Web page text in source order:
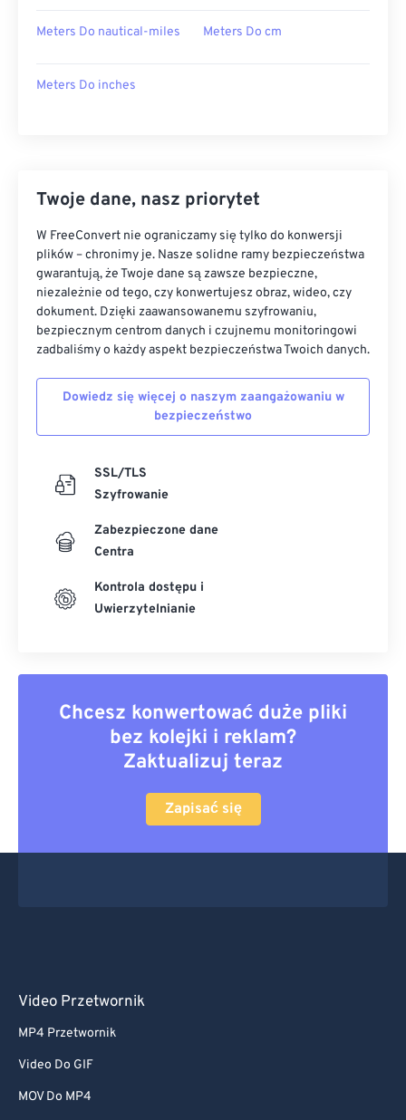
Meters Do nautical-miles Meters Do cm
Meters Do inches
Twoje dane, nasz priorytet
W FreeConvert nie ograniczamy się tylko do konwersji
plików – chronimy je. Nasze solidne ramy bezpieczeństwa
gwarantują, że Twoje dane są zawsze bezpieczne,
niezależnie od tego, czy konwertujesz obraz, wideo, czy
dokument. Dzięki zaawansowanemu szyfrowaniu,
bezpiecznym centrom danych i czujnemu monitoringowi
zadbaliśmy o każdy aspekt bezpieczeństwa Twoich danych.
Dowiedz się więcej o naszym zaangażowaniu w
bezpieczeństwo
SSL/TLS
Szyfrowanie
Zabezpieczone dane
Centra
Kontrola dostępu i
Uwierzytelnianie
Chcesz konwertować duże pliki
bez kolejki i reklam?
Zaktualizuj teraz
Zapisać się
Video Przetwornik
MP4 Przetwornik
Video Do GIF
MOV Do MP4